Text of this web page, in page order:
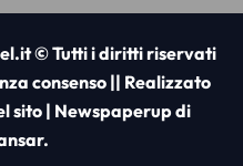
© Tutti i diritti riservati
consenso || Realizzato
sito | Newspaperup di
.